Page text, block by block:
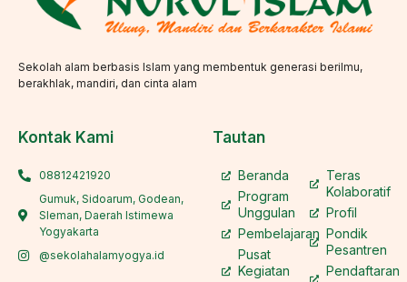
Sekolah alam berbasis Islam yang membentuk generasi berilmu,
berakhlak, mandiri, dan cinta alam
Kontak Kami
08812421920
Gumuk, Sidoarum, Godean,
Sleman, Daerah Istimewa
Yogyakarta
@sekolahalamyogya.id
Tautan
Beranda
Program
Unggulan
Pembelajaran
Pusat
Kegiatan
Teras
Kolaboratif
Profil
Pondik
Pesantren
Pendaftaran